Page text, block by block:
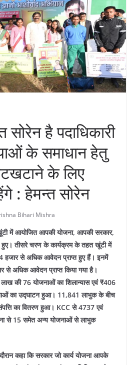
है पदाधिकारी
के समाधान हेतु
के लिए
: हेमन्त सोरेन
Bihari Mishra
में आयोजित आपकी योजना, आपकी सरकार,
हुए। तीसरे चरण के कार्यक्रम के तहत खूंटी में
हजार से अधिक आवेदन प्राप्त हुए हैं। इनमें
अधिक आवेदन प्राप्त किया गया है।
की 76 योजनाओं का शिलान्यास एवं ₹406
का उद्घाटन हुआ। 11,841 लाभुक के बीच
का वितरण हुआ। KCC से 4737 एवं
से 15 समेत अन्य योजनाओं से लाभुक
कहा कि सरकार जो कार्य योजना आपके